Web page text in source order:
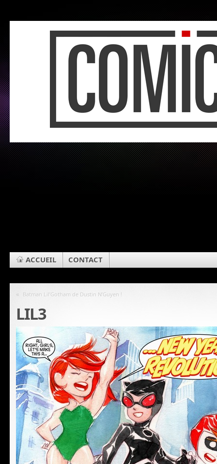
ACCUEIL CONTACT
« Batman Lil’Gotham de Dustin N’Guyen !
LIL3